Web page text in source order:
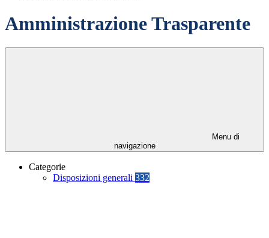
Amministrazione Trasparente
Menu di
navigazione
Categorie
Disposizioni generali 332